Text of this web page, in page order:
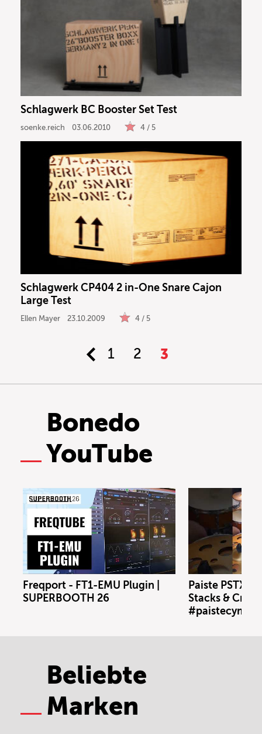
Schlagwerk BC Booster Set Test
soenke.reich 03.06.2010 4 / 5
Schlagwerk CP404 2 in-One Snare Cajon
Large Test
Ellen Mayer 23.10.2009 4 / 5
1 2 3
Bonedo
YouTube
Freqport - FT1-EMU Plugin |
SUPERBOOTH 26
Paiste PSTX
Stacks &
Beliebte
Marken